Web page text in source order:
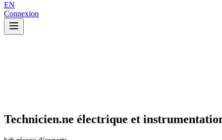
EN
Connexion
Technicien.ne électrique et